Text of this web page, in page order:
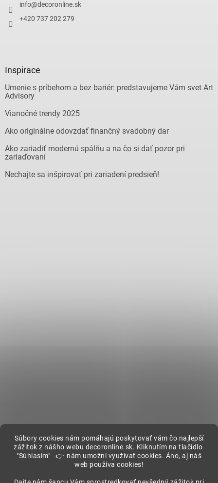
Súbory cookies nám pomáhajú poskytovať vám čo najlepší
zážitok z nášho webu decoronline.sk. Kliknutím na tlačidlo
"Súhlasím" 👉 nám umožní využívať cookies. Áno, aj náš
web používa cookies!
info@decoronline.sk
+420 737 202 279
Inspirace
Umenie s príbehom a bez bariér: predstavujeme Vám svet Art
Advisory
Vianočné trendy 2025
Ako originálne odovzdať finančný svadobný dar
Ako zariadiť modernú spálňu a na čo si dať pozor pri
zariaďovaní
Nechajte sa inšpirovať pri zariadení predsieň!
Showroom